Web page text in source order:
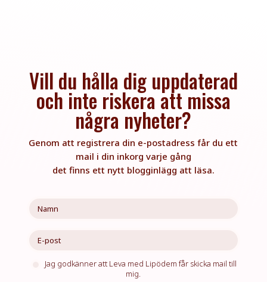
Vill du hålla dig uppdaterad
och inte riskera att missa
några nyheter?
Genom att registrera din e-postadress får du ett
mail i din inkorg varje gång
det finns ett nytt blogginlägg att läsa.
Jag godkänner att Leva med Lipödem får skicka mail till
mig.